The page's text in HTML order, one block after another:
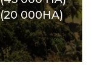
000HA)